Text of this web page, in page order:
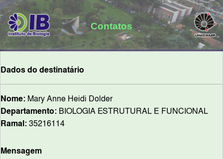
Contatos
Dados do destinatário
Nome: Mary Anne Heidi Dolder
Departamento: BIOLOGIA ESTRUTURAL E FUNCIONAL
Ramal:35216114
Mensagem